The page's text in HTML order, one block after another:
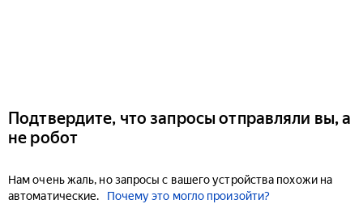
Подтвердите, что запросы отправляли вы, а
не робот
Нам очень жаль, но запросы с вашего устройства похожи на
автоматические.
Почему это могло произойти?